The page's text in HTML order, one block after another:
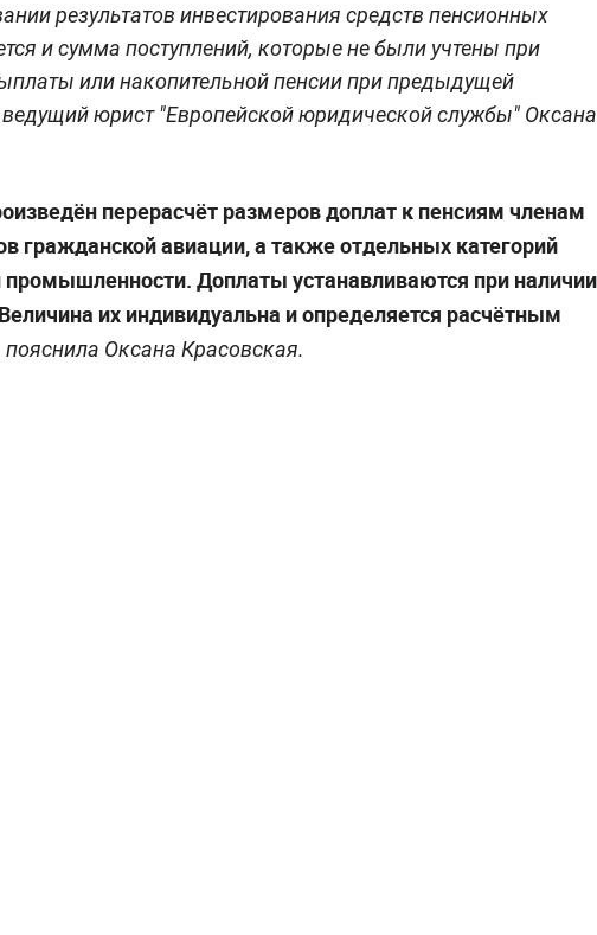
результатов инвестирования средств пенсионных
и сумма поступлений, которые не были учтены при
или накопительной пенсии при предыдущей
юрист "Европейской юридической службы" Оксана
перерасчёт размеров доплат к пенсиям членам
гражданской авиации, а также отдельных категорий
промышленности. Доплаты устанавливаются при наличии
их индивидуальна и определяется расчётным
пояснила Оксана Красовская.